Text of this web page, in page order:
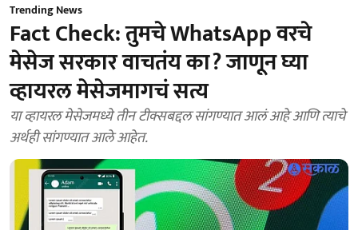
Trending News
Fact Check: तुमचे WhatsApp वरचे
मेसेज सरकार वाचतंय का? जाणून घ्या
व्हायरल मेसेजमागचं सत्य
या व्हायरल मेसेजमध्ये तीन टीक्सबद्दल सांगण्यात आलं आहे आणि त्याचे
अर्थही सांगण्यात आले आहेत.